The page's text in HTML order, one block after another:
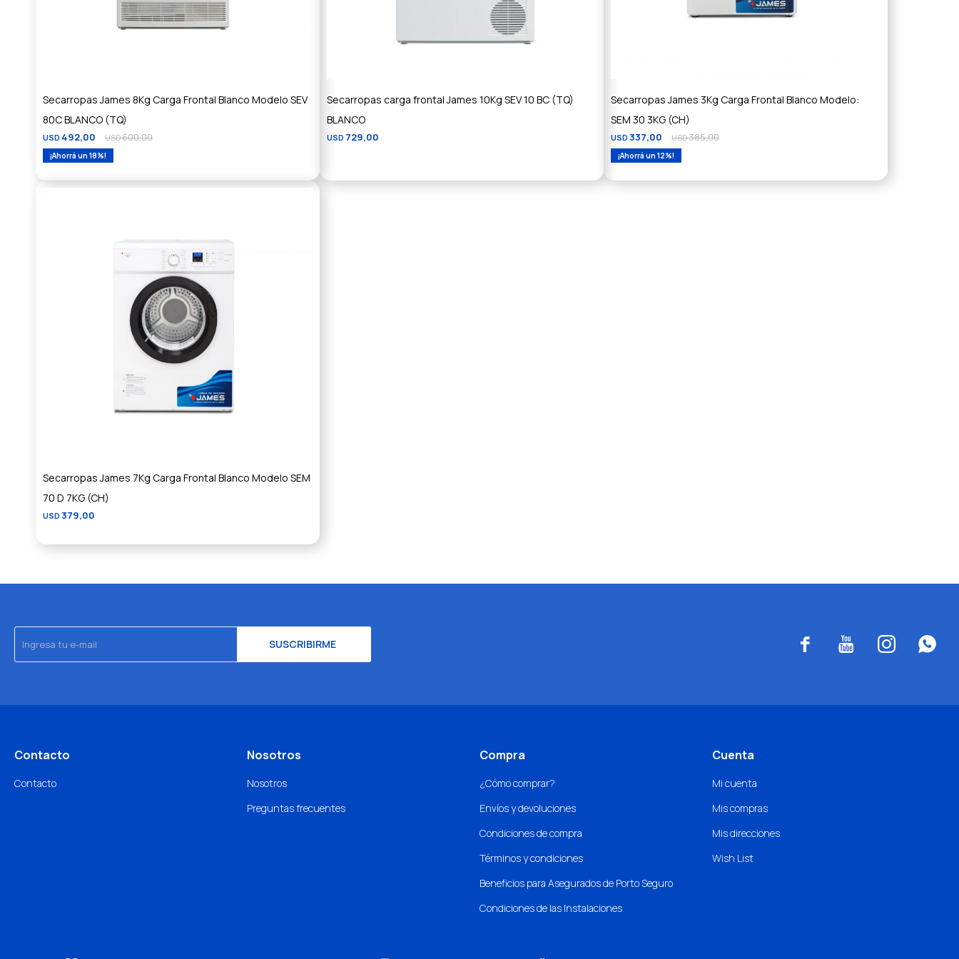
Secarropas James 8Kg Carga Frontal Blanco Modelo SEV
80C BLANCO (TQ)
USD 492,00 USD600,00
18
Secarropas carga frontal James 10Kg SEV 10 BC (TQ)
BLANCO
USD 729,00
Secarropas James 3Kg Carga Frontal Blanco Modelo:
SEM 30 3KG (CH)
USD 337,00 USD385,00
12
Secarropas James 7Kg Carga Frontal Blanco Modelo SEM
70 D 7KG (CH)
USD 379,00
SUSCRIBIRME    
Contacto
Contacto
Nosotros
Nosotros
Preguntas frecuentes
Compra
¿Cómo comprar?
Envíos y devoluciones
Condiciones de compra
Términos y condiciones
Beneficios para Asegurados de Porto Seguro
Condiciones de las Instalaciones
Cuenta
Mi cuenta
Mis compras
Mis direcciones
Wish List